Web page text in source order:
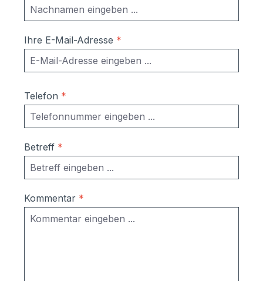
Ihre E-Mail-Adresse *
Telefon *
Betreff *
Kommentar *